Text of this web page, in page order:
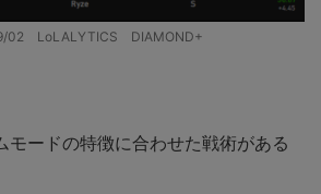
02 LoLALYTICS DIAMOND+
モードの特徴に合わせた戦術がある